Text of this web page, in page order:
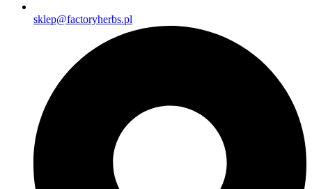
sklep@factoryherbs.pl